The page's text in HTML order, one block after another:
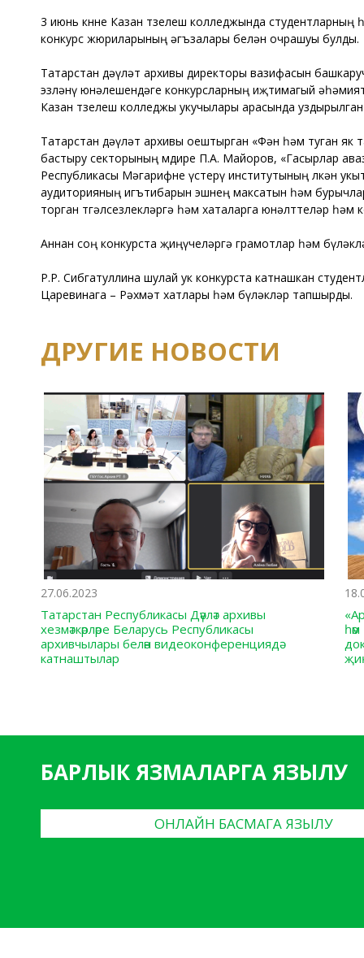
3 июнь көнне Казан төзелеш колледжында
конкурс жюриларының әгъзалары белән очрашуы булды.
Татарстан дәүләт архивы директоры вазифасын
эзләнү юнәлешендәге конкурсларның иҗтимагый
Казан төзелеш колледжы укучылары арасында
Татарстан дәүләт архивы оештырган «Фән һәм туган як
бастыру секторының мөдире П.А. Майоров, «Гасырлар
Республикасы Мәгарифне үстерү институтының өлкән
аудиторияның игътибарын эшнең максатын һәм
торган төгәлсезлекләргә һәм хаталарга юнәлттеләр
Аннан соң конкурста җиңүчеләргә грамотлар һәм
Р.Р. Сибгатуллина шулай ук конкурста катнашкан
Царевинага – Рәхмәт хатлары һәм бүләкләр тапшырды.
ДРУГИЕ НОВОСТИ
27.06.2023
Татарстан Республикасы Дәүләт архивы
хезмәткәрләре Беларусь Республикасы
архивчылары белән видеоконференциядә
катнаштылар
БАРЛЫК ЯЗМАЛАРГА ЯЗЫЛУ
ОНЛАЙН БАСМАГА ЯЗЫЛУ